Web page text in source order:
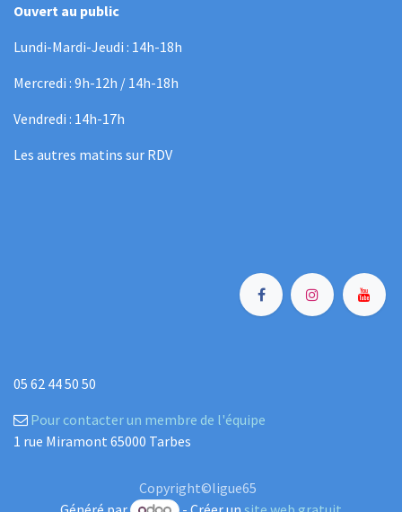
Ouvert au public
Lundi-Mardi-Jeudi : 14h-18h
Mercredi : 9h-12h / 14h-18h
Vendredi : 14h-17h
Les autres matins sur RDV
05 62 44 50 50
Pour contacter un membre de l'équipe
1 rue Miramont 65000 Tarbes
Copyright©ligue65